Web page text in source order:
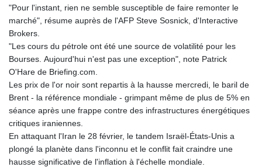
"Pour l'instant, rien ne semble susceptible de faire remonter le
marché", résume auprès de l'AFP Steve Sosnick, d'Interactive
Brokers.
"Les cours du pétrole ont été une source de volatilité pour les
Bourses. Aujourd'hui n'est pas une exception", note Patrick
O'Hare de Briefing.com.
Les prix de l'or noir sont repartis à la hausse mercredi, le baril de
Brent - la référence mondiale - grimpant même de plus de 5% en
séance après une frappe contre des infrastructures énergétiques
critiques iraniennes.
En attaquant l'Iran le 28 février, le tandem Israël-États-Unis a
plongé la planète dans l'inconnu et le conflit fait craindre une
hausse significative de l'inflation à l'échelle mondiale.